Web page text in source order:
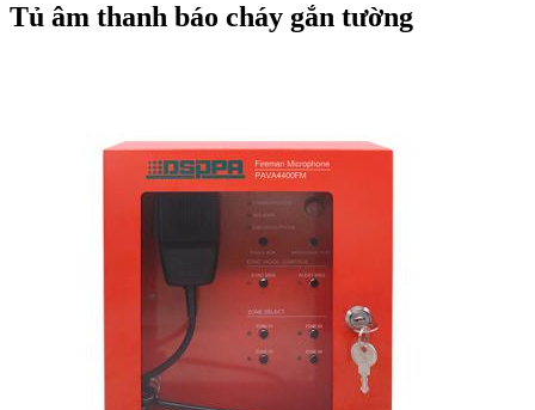
Tủ âm thanh báo cháy gắn tường